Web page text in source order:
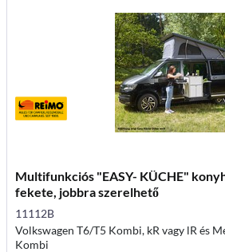
Multifunkciós "EASY- KÜCHE"
fekete, jobbra szerelhető
11112B
Volkswagen T6/T5 Kombi, kR vagy lR és
Kombi